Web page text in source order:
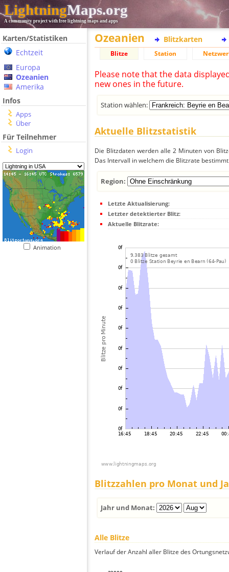
LightningMaps.org
A community project with free lightning maps and apps
Karten/Statistiken
Echtzeit
Europa
Ozeanien
Amerika
Infos
Apps
Über
Für Teilnehmer
Login
Animation
Ozeanien Blitzkarten
Blitze Station
Please note that the data
new ones in the future.
Station wählen:
Aktuelle Blitzstatistik
Die Blitzdaten werden alle 2 Minuten von
Das Intervall in welchem die Blitzrate
Region:
Letzte Aktualisierung:
Letzter detektierter Blitz:
Aktuelle Blitzrate:
Blitzzahlen pro Monat und
Jahr und Monat:
Alle Blitze
Verlauf der Anzahl aller Blitze des